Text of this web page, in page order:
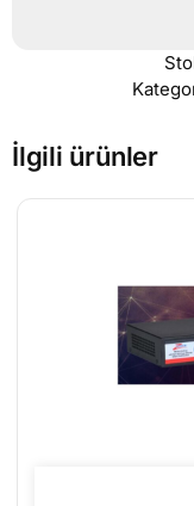
İlgili ürünler